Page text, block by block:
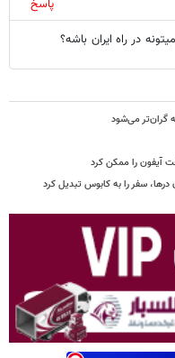
پاسخ
در راه ایران باشه؟
آیفون را ممکن کرد
سفر را به کابوس تبدیل کرد